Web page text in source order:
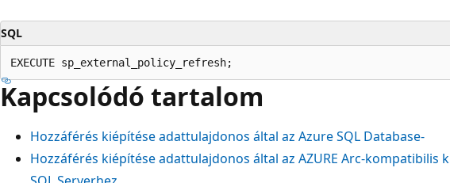
SQL
Kapcsolódó tartalom
Hozzáférés kiépítése adattulajdonos által az Azure SQL Database-
Hozzáférés kiépítése adattulajdonos által az AZURE Arc-kompatibilis